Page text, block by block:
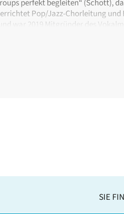
perfekt begleiten“ (Schott),
Pop/Jazz-Chorleitung
war 2019 Mitgründer des
SIE